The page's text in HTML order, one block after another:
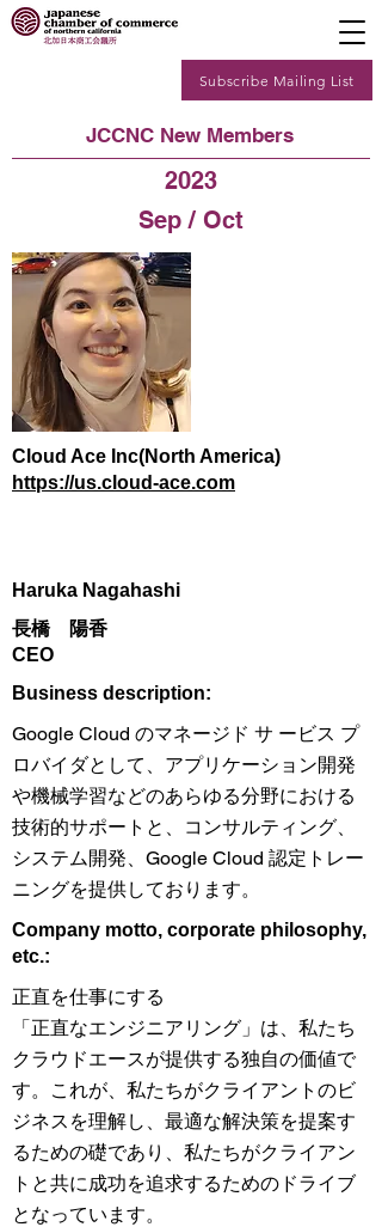
Subscribe Mailing List
JCCNC New Members
2023
Sep / Oct
Cloud Ace Inc(North America)
https://us.cloud-ace.com
Haruka Nagahashi
長橋 陽香
CEO
​Business description:
Google Cloud のマネージド サ ービス プ
ロバイダとして、アプリケーション開発
や機械学習などのあらゆる分野における
技術的サポートと、コンサルティング、
システム開発、Google Cloud 認定トレー
ニングを提供しております。
​Company motto, corporate philosophy,
etc.:
正直を仕事にする
「正直なエンジニアリング」は、私たち
クラウドエースが提供する独自の価値で
す。これが、私たちがクライアントのビ
ジネスを理解し、最適な解決策を提案す
るための礎であり、私たちがクライアン
トと共に成功を追求するためのドライブ
となっています。